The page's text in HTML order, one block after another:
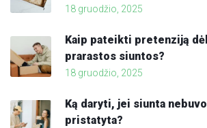
18 gruodžio, 2025
Kaip pateikti pretenziją dėl
prarastos siuntos?
18 gruodžio, 2025
Ką daryti, jei siunta nebuvo
pristatyta?